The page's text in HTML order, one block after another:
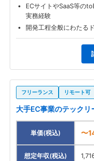
ECサイトやSaaS等の
実務経験
開発工程全般にわたる
フリーランス リモート可
大手EC事業のテックリ
単価(税込) 〜
想定年収(税込)